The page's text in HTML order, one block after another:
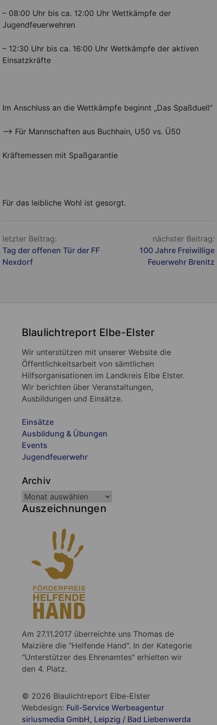
– 08:00 Uhr bis ca. 12:00 Uhr Wettkämpfe der
Jugendfeuerwehren
– 12:30 Uhr bis ca. 16:00 Uhr Wettkämpfe der aktiven
Einsatzkräfte
Im Anschluss an die Wettkämpfe beginnt „Das Spaßduell“
–> Für Mannschaften aus Buchhain, U50 vs. Ü50
Kräftemessen mit Spaßgarantie
Für das leibliche Wohl ist gesorgt.
Beitragsnavigation
letzter Beitrag:
Tag der offenen Tür der FF
Nexdorf
nächster Beitrag:
100 Jahre Freiwillige
Feuerwehr Brenitz
Blaulichtreport Elbe-Elster
Wir unterstützen mit unserer Website die
Öffentlichkeitsarbeit von sämtlichen
Hilfsorganisationen im Landkreis Elbe Elster.
Wir berichten über Veranstaltungen,
Ausbildungen und Einsätze.
Einsätze
Ausbildung & Übungen
Events
Jugendfeuerwehr
Archiv
Auszeichnungen
Am 27.11.2017 überreichte uns Thomas de
Maizière die "Helfende Hand". In der Kategorie
"Unterstützer des Ehrenamtes" erhielten wir
den 4. Platz.
© 2026 Blaulichtreport Elbe-Elster
Webdesign: Full-Service Werbeagentur
siriusmedia GmbH, Leipzig / Bad Liebenwerda